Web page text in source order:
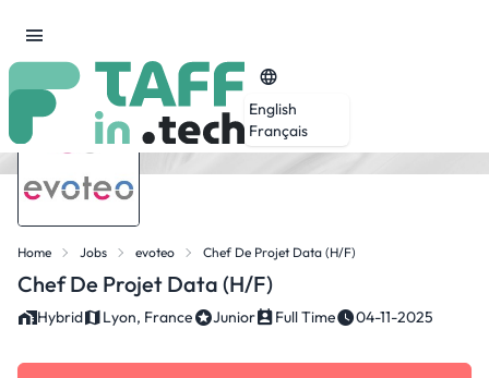
English
Français
Home Jobs evoteo Chef De Projet Data (H/F)
Chef De Projet Data (H/F)
Hybrid Lyon, France Junior Full Time 04-11-2025